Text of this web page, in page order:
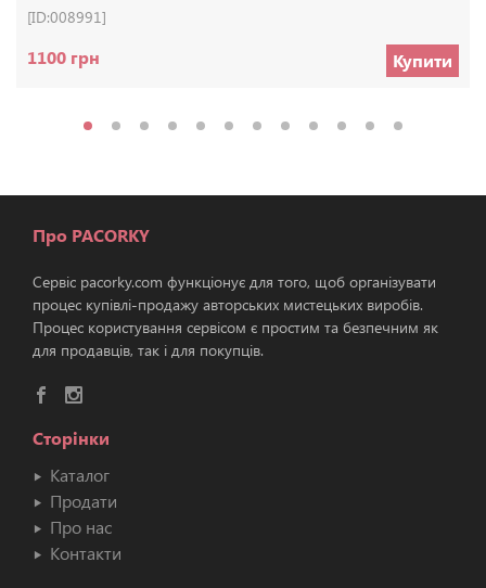
[ID:008991]
1100 грн Купити
Про PACORKY
Сервіс pacorky.com функціонує для того, щоб організувати
процес купівлі-продажу авторських мистецьких виробів.
Процес користування сервісом є простим та безпечним як
для продавців, так і для покупців.
Сторінки
Каталог
Продати
Про нас
Контакти